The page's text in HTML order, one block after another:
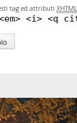
tag ed attributi XHTML
<i> <q